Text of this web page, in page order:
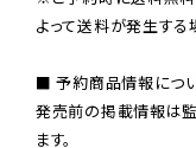
よって送料が発生する
■ 予約商品情報につ
発売前の掲載情報は
ます。